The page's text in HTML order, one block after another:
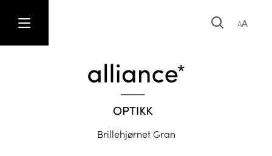
AA
Brillehjørnet Gran